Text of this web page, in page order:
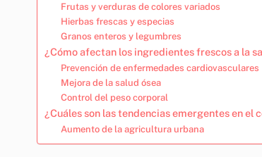
Frutas y verduras de colores variados
Hierbas frescas y especias
Granos enteros y legumbres
¿Cómo afectan los ingredientes frescos a la
Prevención de enfermedades cardiovasculares
Mejora de la salud ósea
Control del peso corporal
¿Cuáles son las tendencias emergentes en el
Aumento de la agricultura urbana